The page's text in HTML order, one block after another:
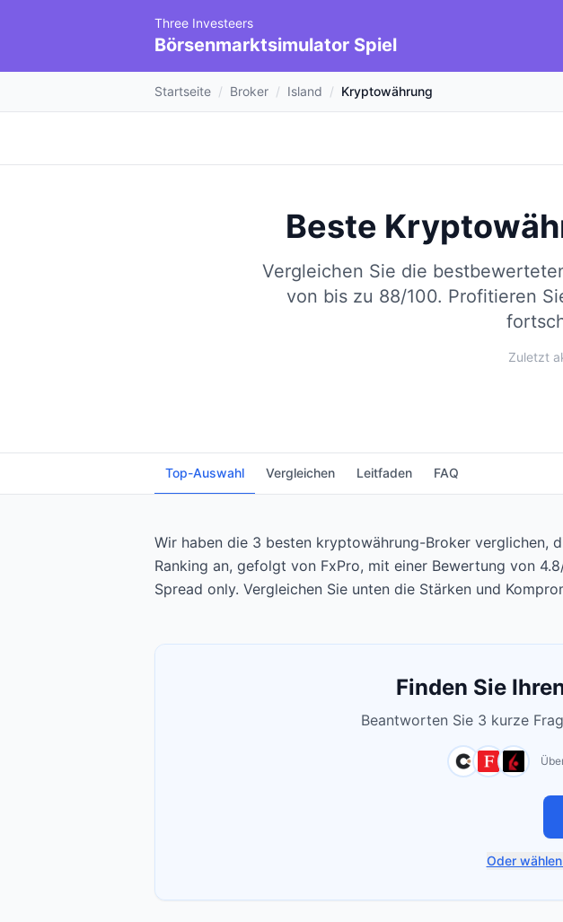
Three Investeers
Börsenmarktsimulator Spiel
Startseite / Broker / Island / Kryptowährung
Beste
Vergleichen Sie die
von bis zu 88/100. Profitieren
Zuletzt
Top-Auswahl Vergleichen Leitfaden FAQ
Wir haben die 3 besten kryptowährung-Broker verglichen,
Ranking an, gefolgt von FxPro, mit einer Bewertung von
Spread only. Vergleichen Sie unten die Stärken und
Finden Sie
Beantworten Sie 3 kurze
Oder